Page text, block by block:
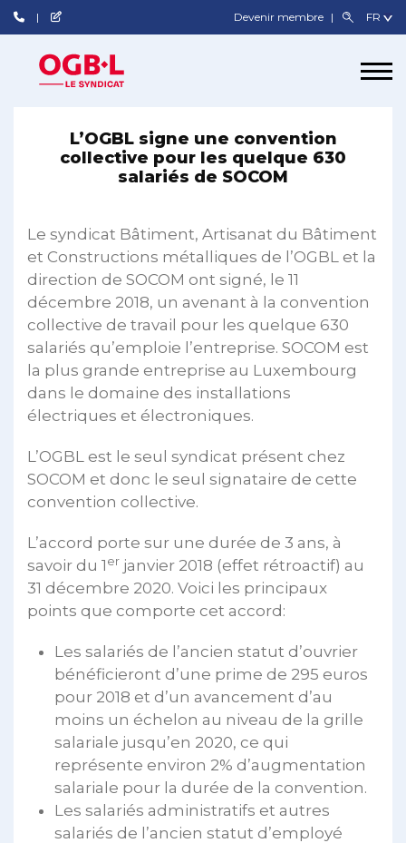
Devenir membre
L’OGBL signe une convention
collective pour les quelque 630
salariés de SOCOM
Le syndicat Bâtiment, Artisanat du Bâtiment
et Constructions métalliques de l’OGBL et la
direction de SOCOM ont signé, le 11
décembre 2018, un avenant à la convention
collective de travail pour les quelque 630
salariés qu’emploie l’entreprise. SOCOM est
la plus grande entreprise au Luxembourg
dans le domaine des installations
électriques et électroniques.
L’OGBL est le seul syndicat présent chez
SOCOM et donc le seul signataire de cette
convention collective.
L’accord porte sur une durée de 3 ans, à
savoir du 1 er janvier 2018 (effet rétroactif) au
31 décembre 2020. Voici les principaux
points que comporte cet accord:
Les salariés de l’ancien statut d’ouvrier
bénéficieront d’une prime de 295 euros
pour 2018 et d’un avancement d’au
moins un échelon au niveau de la grille
salariale jusqu’en 2020, ce qui
représente environ 2% d’augmentation
salariale pour la durée de la convention.
Les salariés administratifs et autres
salariés de l’ancien statut d’employé